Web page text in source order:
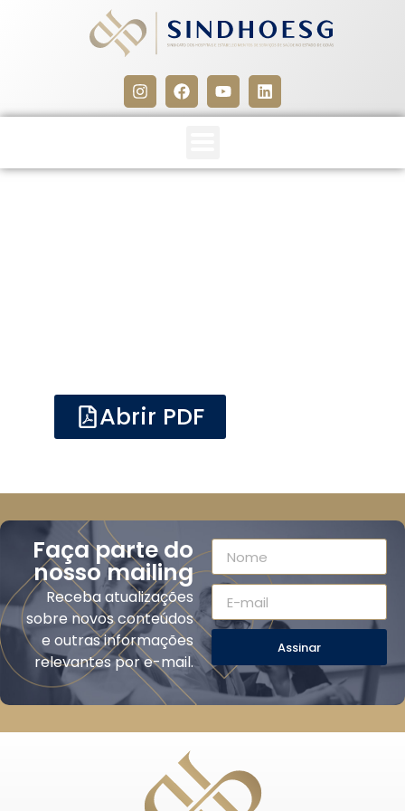
Abrir PDF
Faça parte do
nosso mailing
Receba atualizações
sobre novos conteúdos
e outras informações
relevantes por e-mail.
Assinar